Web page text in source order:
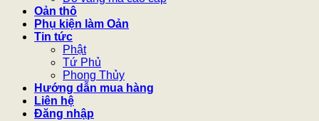
Oản thô
Phụ kiện làm Oản
Tin tức
Phật
Tứ Phủ
Phong Thủy
Hướng dẫn mua hàng
Liên hệ
Đăng nhập